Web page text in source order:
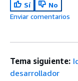
Sí
No
Enviar comentarios
Tema siguiente:
desarrollador